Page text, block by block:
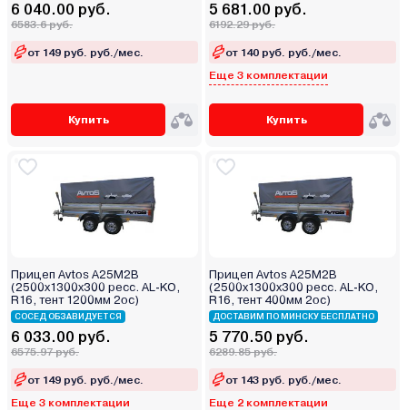
6 040.00 руб.
6583.6 руб.
от 149 руб. руб./мес.
Купить
5 681.00 руб.
6192.29 руб.
от 140 руб. руб./мес.
Еще 3 комплектации
Купить
Прицеп Avtos А25М2В
(2500х1300х300 ресс. AL-KO,
R16, тент 1200мм 2ос)
СОСЕД ОБЗАВИДУЕТСЯ
6 033.00 руб.
6575.97 руб.
от 149 руб. руб./мес.
Еще 3 комплектации
Прицеп Avtos А25М2В
(2500х1300х300 ресс. AL-KO,
R16, тент 400мм 2ос)
ДОСТАВИМ ПО МИНСКУ БЕСПЛАТНО
5 770.50 руб.
6289.85 руб.
от 143 руб. руб./мес.
Еще 2 комплектации